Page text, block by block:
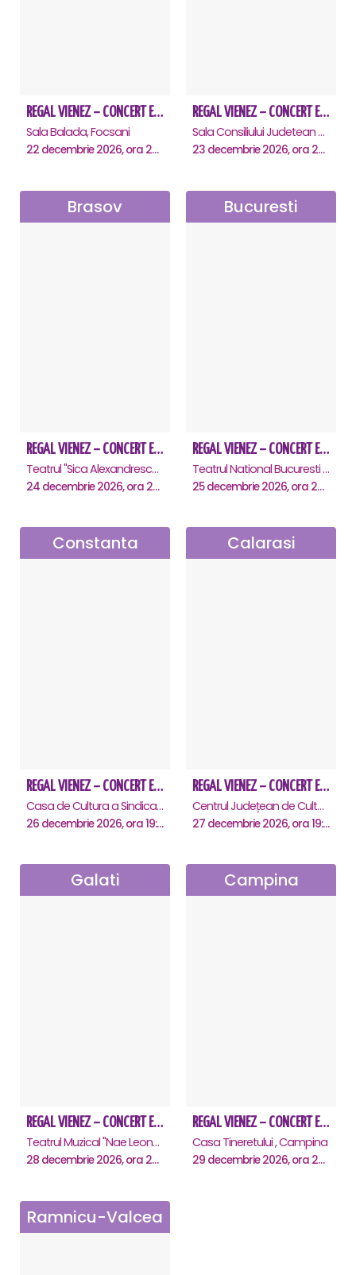
REGAL VIENEZ – CONCERT EXTRAORDINAR DE CRACIUN - Focsani
Sala Balada, Focsani
22 decembrie 2026, ora 20:00
REGAL VIENEZ – CONCERT EXTRAORDINAR DE CRACIUN - Buzau
Sala Consiliului Judetean Buzau, Buzau
23 decembrie 2026, ora 20:00
Brasov
REGAL VIENEZ – CONCERT EXTRAORDINAR DE CRACIUN - Brasov
Teatrul "Sica Alexandrescu" , Brasov
24 decembrie 2026, ora 20:00
Bucuresti
REGAL VIENEZ – CONCERT EXTRAORDINAR DE CRACIUN - Bucuresti
Teatrul National Bucuresti - Sala Ion Caramitru, Bucuresti
25 decembrie 2026, ora 20:00
Constanta
REGAL VIENEZ – CONCERT EXTRAORDINAR DE CRACIUN - Constanta
Casa de Cultura a Sindicatelor - Sala Mare, Constanta
26 decembrie 2026, ora 19:00
Calarasi
REGAL VIENEZ – CONCERT EXTRAORDINAR DE CRACIUN - Calarasi
Centrul Județean de Cultură și Creație Călărași - Sala , Calarasi
27 decembrie 2026, ora 19:00
Galati
REGAL VIENEZ – CONCERT EXTRAORDINAR DE CRACIUN - Galati
Teatrul Muzical "Nae Leonard", Galati
28 decembrie 2026, ora 20:00
Campina
REGAL VIENEZ – CONCERT EXTRAORDINAR DE CRACIUN - Campina
Casa Tineretului , Campina
29 decembrie 2026, ora 20:00
Ramnicu-Valcea